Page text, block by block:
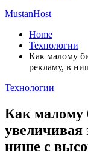
MustanHost
Home
Технологии
Как малому
рекламу, в
Технологии
Как малому
увеличивая
нише с